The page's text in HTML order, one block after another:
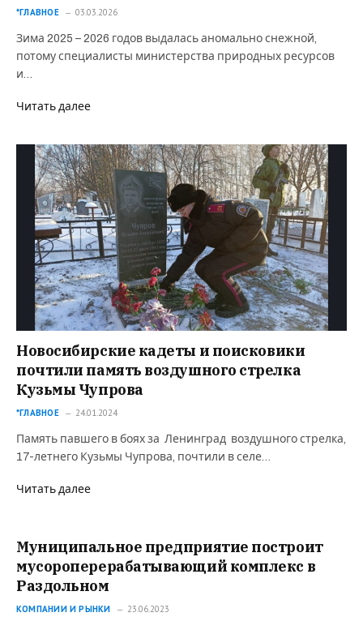
*ГЛАВНОЕ 03.03.2026
Зима 2025 – 2026 годов выдалась аномально снежной,
потому специалисты министерства природных ресурсов
и…
Читать далее
Новосибирские кадеты и поисковики
почтили память воздушного стрелка
Кузьмы Чупрова
*ГЛАВНОЕ 24.01.2024
Память павшего в боях за Ленинград воздушного стрелка,
17-летнего Кузьмы Чупрова, почтили в селе…
Читать далее
Муниципальное предприятие построит
мусороперерабатывающий комплекс в
Раздольном
КОМПАНИИ И РЫНКИ 23.06.2023